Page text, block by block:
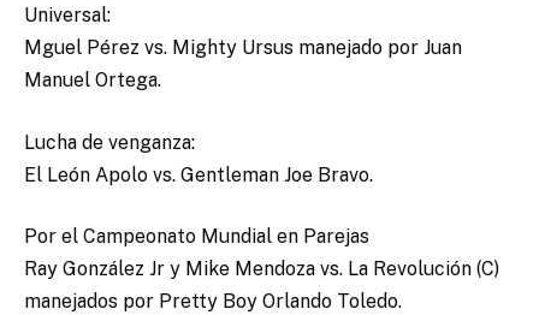
Universal:
Mguel Pérez vs. Mighty Ursus manejado por Juan
Manuel Ortega.
Lucha de venganza:
El León Apolo vs. Gentleman Joe Bravo.
Por el Campeonato Mundial en Parejas
Ray González Jr y Mike Mendoza vs. La Revolución (C)
manejados por Pretty Boy Orlando Toledo.